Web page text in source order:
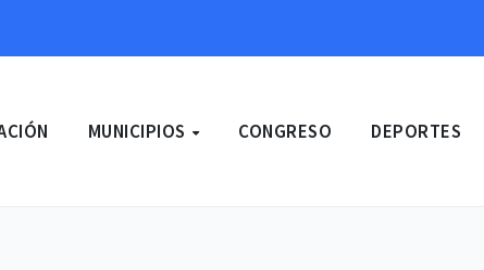
MUNICIPIOS CONGRESO DEPORTES